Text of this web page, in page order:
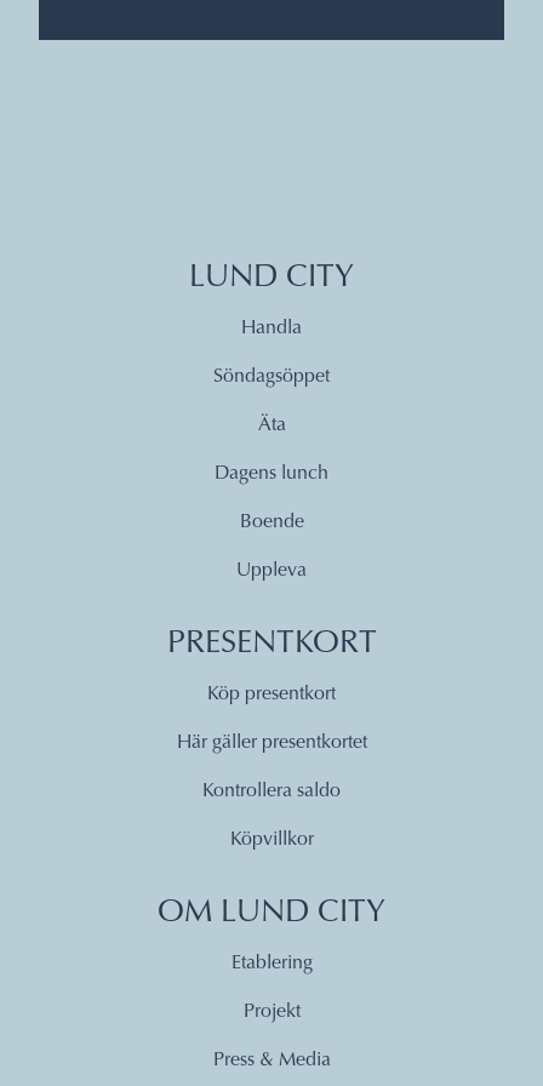
LUND CITY
Handla
Söndagsöppet
Äta
Dagens lunch
Boende
Uppleva
PRESENTKORT
Köp presentkort
Här gäller presentkortet
Kontrollera saldo
Köpvillkor
OM LUND CITY
Etablering
Projekt
Press & Media